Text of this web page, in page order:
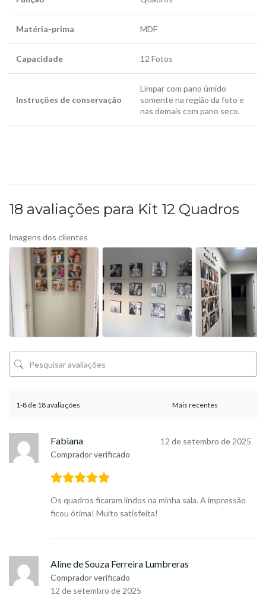
Matéria-prima MDF
Capacidade 12 Fotos
Instruções de conservação
Limpar com pano úmido
somente na região da foto e
nas demais com pano seco.
18 avaliações para Kit 12 Quadros
Imagens dos clientes
1-8 de 18 avaliações
Fabiana
Comprador verificado
12 de setembro de 2025
Os quadros ficaram lindos na minha sala. A impressão
ficou ótima! Muito satisfeita!
Aline de Souza Ferreira Lumbreras
Comprador verificado
12 de setembro de 2025